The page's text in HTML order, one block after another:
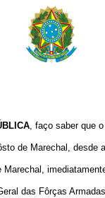
, faço saber que o
de Marechal,
das Fôrças